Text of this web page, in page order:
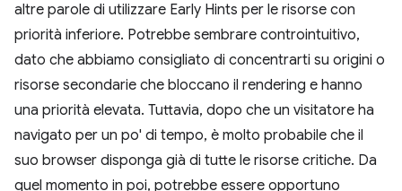
altre parole di utilizzare Early Hints per le risorse con
priorità inferiore. Potrebbe sembrare controintuitivo,
dato che abbiamo consigliato di concentrarti su origini o
risorse secondarie che bloccano il rendering e hanno
una priorità elevata. Tuttavia, dopo che un visitatore ha
navigato per un po' di tempo, è molto probabile che il
suo browser disponga già di tutte le risorse critiche. Da
quel momento in poi, potrebbe essere opportuno